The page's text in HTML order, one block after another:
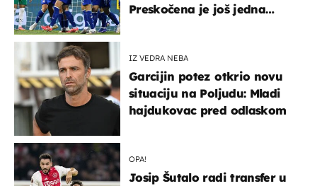
Preskočena je još jedna
IZ VEDRA NEBA
Garcijin potez otkrio novu
situaciju na Poljudu: Mladi
hajdukovac pred odlaskom
OPA!
Josip Šutalo radi transfer u